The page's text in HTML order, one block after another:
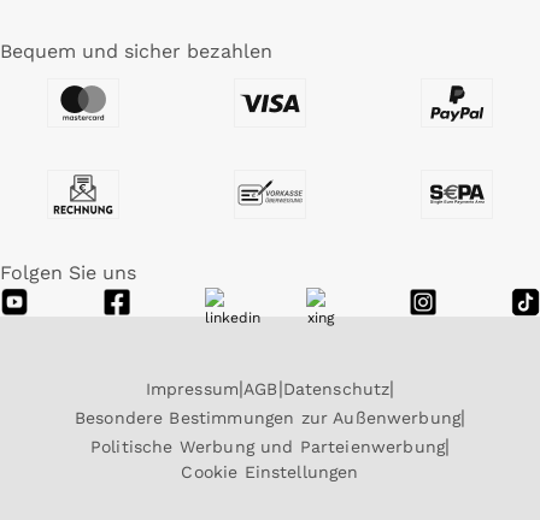
Bequem und sicher bezahlen
Folgen Sie uns
Impressum AGB Datenschutz
Besondere Bestimmungen zur Außenwerbung
Politische Werbung und Parteienwerbung
Cookie Einstellungen